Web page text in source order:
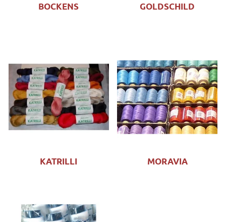
BOCKENS GOLDSCHILD
KATRILLI MORAVIA